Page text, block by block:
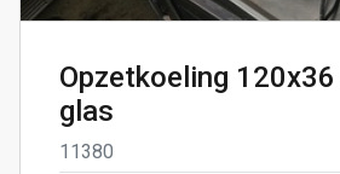
Opzetkoeling
glas
11380